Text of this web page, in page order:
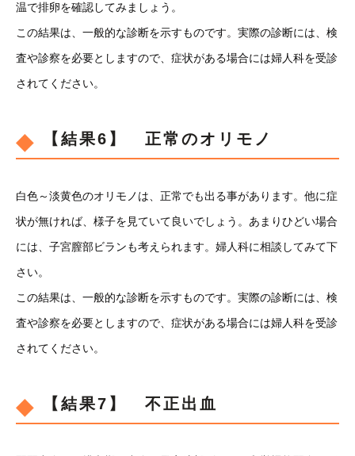
温で排卵を確認してみましょう。
この結果は、一般的な診断を示すものです。実際の診断には、検
査や診察を必要としますので、症状がある場合には婦人科を受診
されてください。
【結果6】 正常のオリモノ
白色～淡黄色のオリモノは、正常でも出る事があります。他に症
状が無ければ、様子を見ていて良いでしょう。あまりひどい場合
には、子宮膣部ビランも考えられます。婦人科に相談してみて下
さい。
この結果は、一般的な診断を示すものです。実際の診断には、検
査や診察を必要としますので、症状がある場合には婦人科を受診
されてください。
【結果7】 不正出血